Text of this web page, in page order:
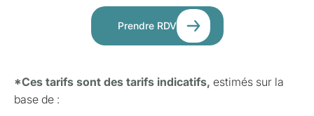
Prendre RDV
*Ces tarifs sont des tarifs indicatifs, estimés sur la
base de :